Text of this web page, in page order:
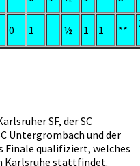
0 1 ½ 1 1 **
SF, der SC
Untergrombach und der
Finale qualifiziert, welches
Karlsruhe stattfindet.